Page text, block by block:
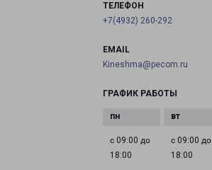
ТЕЛЕФОН
+7(4932) 260-292
EMAIL
Kineshma@pecom.ru
ГРАФИК РАБОТЫ
с 09:00 до
18:00
с 09:00 до
18:00